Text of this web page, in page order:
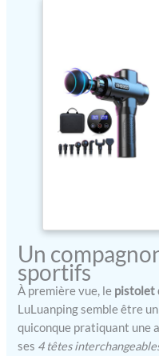
Un
sportifs
À première vue, le pistolet
LuLuanping semble être
quiconque pratiquant une
ses 4 têtes